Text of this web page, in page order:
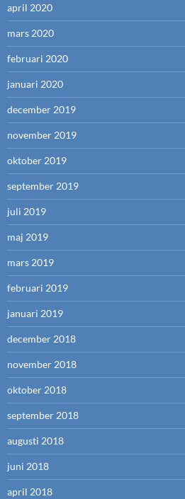
april 2020
mars 2020
februari 2020
januari 2020
december 2019
november 2019
oktober 2019
september 2019
juli 2019
maj 2019
mars 2019
februari 2019
januari 2019
december 2018
november 2018
oktober 2018
september 2018
augusti 2018
juni 2018
april 2018